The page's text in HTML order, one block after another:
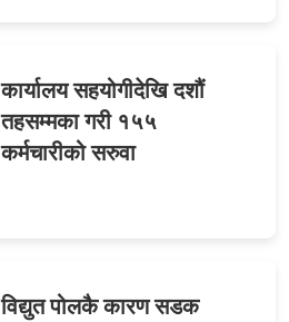
कार्यालय सहयोगीदेखि दशौं
तहसम्मका गरी १५५
कर्मचारीको सरुवा
विद्युत पोलकै कारण सडक